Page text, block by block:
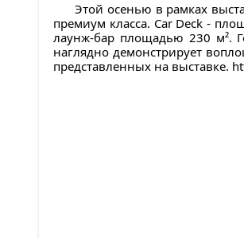
Этой осенью в рамках
премиум класса. Car Deck -
лаунж-бар площадью 230 м².
наглядно демонстрирует
представленных на выставке.